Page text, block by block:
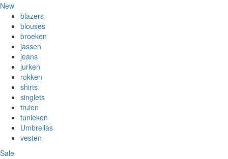
New
blazers
blouses
broeken
jassen
jeans
jurken
rokken
shirts
singlets
truien
tunieken
Umbrellas
vesten
Sale